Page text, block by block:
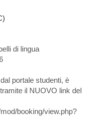
di lingua
portale studenti, è
il NUOVO link del
booking/view.php?